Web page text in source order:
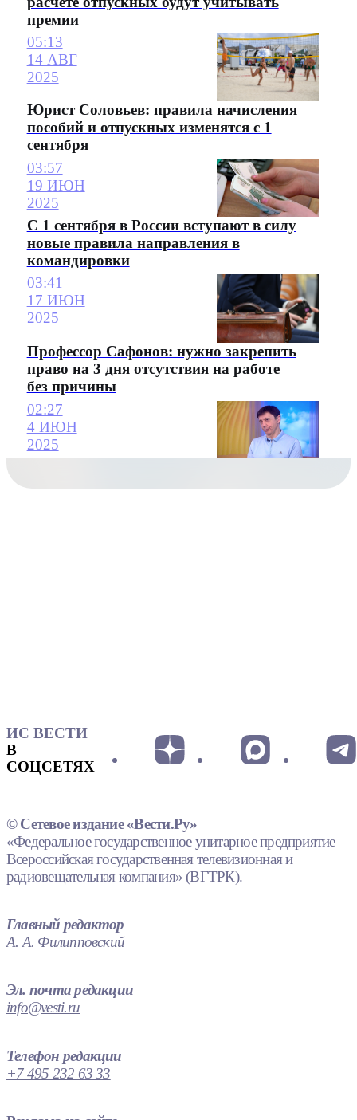
премии
05:13
14 АВГ
2025
Юрист Соловьев: правила начисления
пособий и отпускных изменятся с 1
сентября
03:57
19 ИЮН
2025
С 1 сентября в России вступают в силу
новые правила направления в
командировки
03:41
17 ИЮН
2025
Профессор Сафонов: нужно закрепить
право на 3 дня отсутствия на работе
без причины
02:27
4 ИЮН
2025
ИС ВЕСТИ
В
СОЦСЕТЯХ
© Сетевое издание «Вести.Ру»
«Федеральное государственное унитарное предприятие
Всероссийская государственная телевизионная и
радиовещательная компания» (ВГТРК).
Главный редактор
А. А. Филипповский
Эл. почта редакции
info@vesti.ru
Телефон редакции
+7 495 232 63 33